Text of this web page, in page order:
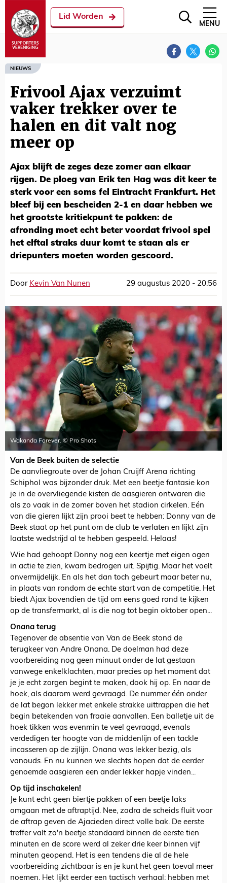
Lid Worden
MENU
NIEUWS
Frivool Ajax verzuimt
vaker trekker over te
halen en dit valt nog
meer op
Ajax blijft de zeges deze zomer aan elkaar
rijgen. De ploeg van Erik ten Hag was dit keer te
sterk voor een soms fel Eintracht Frankfurt. Het
bleef bij een bescheiden 2-1 en daar hebben we
het grootste kritiekpunt te pakken: de
afronding moet echt beter voordat frivool spel
het elftal straks duur komt te staan als er
driepunters moeten worden gescoord.
Door Kevin Van Nunen 29 augustus 2020 - 20:56
Wakanda Forever. © Pro Shots
Van de Beek buiten de selectie
De aanvliegroute over de Johan Cruijff Arena richting
Schiphol was bijzonder druk. Met een beetje fantasie kon
je in de overvliegende kisten de aasgieren ontwaren die
als zo vaak in de zomer boven het stadion cirkelen. Eén
van die gieren lijkt zijn prooi beet te hebben: Donny van de
Beek staat op het punt om de club te verlaten en lijkt zijn
laatste wedstrijd al te hebben gespeeld. Helaas!
Wie had gehoopt Donny nog een keertje met eigen ogen
in actie te zien, kwam bedrogen uit. Spijtig. Maar het voelt
onvermijdelijk. En als het dan toch gebeurt maar beter nu,
in plaats van rondom de echte start van de competitie. Het
biedt Ajax bovendien de tijd om eens goed rond te kijken
op de transfermarkt, al is die nog tot begin oktober open...
Onana terug
Tegenover de absentie van Van de Beek stond de
terugkeer van Andre Onana. De doelman had deze
voorbereiding nog geen minuut onder de lat gestaan
vanwege enkelklachten, maar precies op het moment dat
je je echt zorgen begint te maken, dook hij op. En naar de
hoek, als daarom werd gevraagd. De nummer één onder
de lat begon lekker met enkele strakke uittrappen die het
begin betekenden van fraaie aanvallen. Een balletje uit de
hoek tikken was evenmin te veel gevraagd, evenals
verdedigen ter hoogte van de middenlijn of een tackle
incasseren op de zijlijn. Onana was lekker bezig, als
vanouds. En nu kunnen we slechts hopen dat de eerder
genoemde aasgieren een ander lekker hapje vinden...
Op tijd inschakelen!
Je kunt echt geen biertje pakken of een beetje laks
omgaan met de aftraptijd. Nee, zodra de scheids fluit voor
de aftrap geven de Ajacieden direct volle bak. De eerste
treffer valt zo'n beetje standaard binnen de eerste tien
minuten en de score werd al zeker drie keer binnen vijf
minuten geopend. Het is een tendens die al de hele
voorbereiding zichtbaar is en je kunt het geen toeval meer
noemen. Het lijkt eerder een tactisch verhaal: hebben met